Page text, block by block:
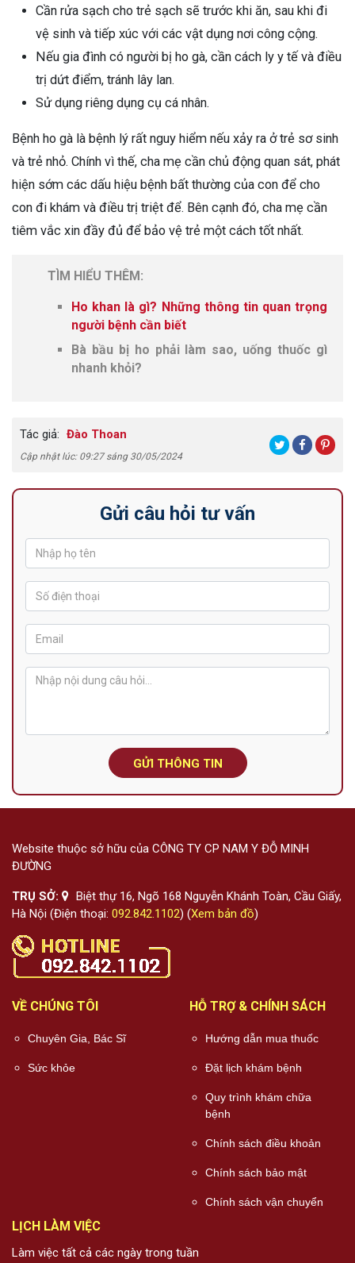
Cần rửa sạch cho trẻ sạch sẽ trước khi ăn, sau khi đi
vệ sinh và tiếp xúc với các vật dụng nơi công cộng.
Nếu gia đình có người bị ho gà, cần cách ly y tế và điều
trị dứt điểm, tránh lây lan.
Sử dụng riêng dụng cụ cá nhân.
Bệnh ho gà là bệnh lý rất nguy hiểm nếu xảy ra ở trẻ sơ sinh
và trẻ nhỏ. Chính vì thế, cha mẹ cần chủ động quan sát, phát
hiện sớm các dấu hiệu bệnh bất thường của con để cho
con đi khám và điều trị triệt để. Bên cạnh đó, cha mẹ cần
tiêm vắc xin đầy đủ để bảo vệ trẻ một cách tốt nhất.
TÌM HIỂU THÊM:
Ho khan là gì? Những thông tin quan trọng
người bệnh cần biết
Bà bầu bị ho phải làm sao, uống thuốc gì
nhanh khỏi?
Tác giả: Đào Thoan
Cập nhật lúc: 09:27 sáng 30/05/2024
Gửi câu hỏi tư vấn
GỬI THÔNG TIN
Website thuộc sở hữu của CÔNG TY CP NAM Y ĐỖ MINH
ĐƯỜNG
TRỤ SỞ:
Biệt thự 16, Ngõ 168 Nguyễn Khánh Toàn, Cầu Giấy,
Hà Nội (Điện thoại: 092.842.1102) (Xem bản đồ)
VỀ CHÚNG TÔI
Chuyên Gia, Bác Sĩ
Sức khỏe
HỖ TRỢ & CHÍNH SÁCH
Hướng dẫn mua thuốc
Đặt lịch khám bệnh
Quy trình khám chữa
bệnh
Chính sách điều khoản
Chính sách bảo mật
Chính sách vận chuyển
LỊCH LÀM VIỆC
Làm việc tất cả các ngày trong tuần